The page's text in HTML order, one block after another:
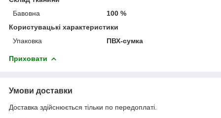
Бавовна
100 %
Користувацькі характеристики
Упаковка
ПВХ-сумка
Приховати
Умови доставки
Доставка здійснюється тільки по передоплаті.